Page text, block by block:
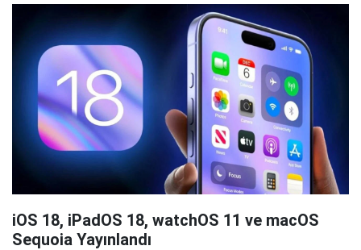
iOS 18, iPadOS 18, watchOS 11 ve macOS
Sequoia Yayınlandı